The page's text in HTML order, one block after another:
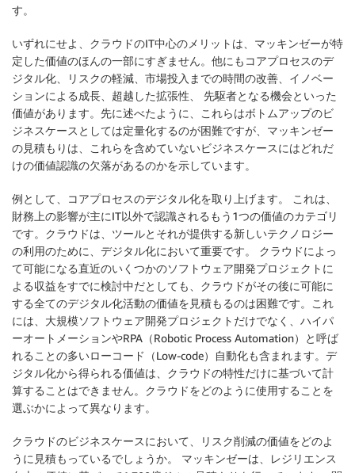
す。
いずれにせよ、クラウドのIT中心のメリットは、マッキンゼーが特
定した価値のほんの一部にすぎません。他にもコアプロセスのデ
ジタル化、リスクの軽減、市場投入までの時間の改善、イノベー
ションによる成長、超越した拡張性、 先駆者となる機会といった
価値があります。先に述べたように、これらはボトムアップのビ
ジネスケースとしては定量化するのが困難ですが、マッキンゼー
の見積もりは、これらを含めていないビジネスケースにはどれだ
けの価値認識の欠落があるのかを示しています。
例として、コアプロセスのデジタル化を取り上げます。 これは、
財務上の影響が主にIT以外で認識されるもう1つの価値のカテゴリ
です。クラウドは、ツールとそれが提供する新しいテクノロジー
の利用のために、デジタル化において重要です。 クラウドによっ
て可能になる直近のいくつかのソフトウェア開発プロジェクトに
よる収益をすでに検討中だとしても、クラウドがその後に可能に
する全てのデジタル化活動の価値を見積もるのは困難です。これ
には、大規模ソフトウェア開発プロジェクトだけでなく、ハイパ
ーオートメーションやRPA（Robotic Process Automation）と呼ば
れることの多いローコード（Low-code）自動化も含まれます。デ
ジタル化から得られる価値は、クラウドの特性だけに基づいて計
算することはできません。クラウドをどのように使用することを
選ぶかによって異なります。
クラウドのビジネスケースにおいて、リスク削減の価値をどのよ
うに見積もっているでしょうか。 マッキンゼーは、レジリエンス